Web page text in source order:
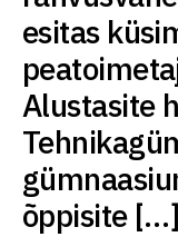
esitas
Alustasite
õppisite […]